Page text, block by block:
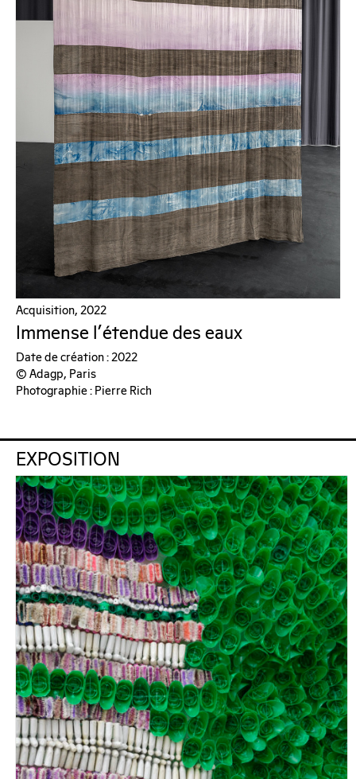
Acquisition, 2022
Immense l'étendue des eaux
Date de création : 2022
© Adagp, Paris
Photographie : Pierre Rich
EXPOSITION